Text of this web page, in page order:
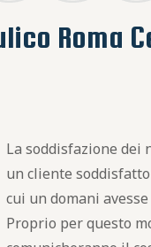
Roma
La soddisfazione
un cliente
cui un domani
Proprio per questo